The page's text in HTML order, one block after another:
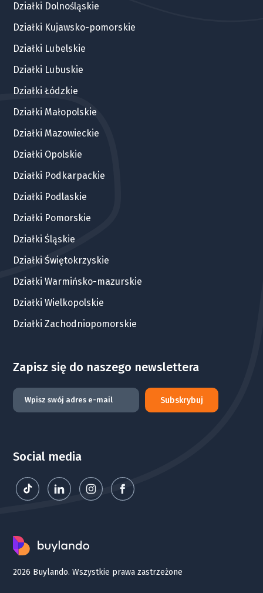
Działki Dolnośląskie
Działki Kujawsko-pomorskie
Działki Lubelskie
Działki Lubuskie
Działki Łódzkie
Działki Małopolskie
Działki Mazowieckie
Działki Opolskie
Działki Podkarpackie
Działki Podlaskie
Działki Pomorskie
Działki Śląskie
Działki Świętokrzyskie
Działki Warmińsko-mazurskie
Działki Wielkopolskie
Działki Zachodniopomorskie
Zapisz się do naszego newslettera
Subskrybuj
Social media
2026 Buylando. Wszystkie prawa zastrzeżone